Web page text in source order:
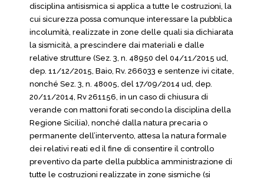
disciplina antisismica si applica a tutte le costruzioni, la
cui sicurezza possa comunque interessare la pubblica
incolumità, realizzate in zone delle quali sia dichiarata
la sismicità, a prescindere dai materiali e dalle
relative strutture (Sez. 3, n. 48950 del 04/11/2015 ud,
dep. 11/12/2015, Baio, Rv. 266033 e sentenze ivi citate,
nonché Sez. 3, n. 48005, del 17/09/2014 ud, dep.
20/11/2014, Rv 261156, in un caso di chiusura di
verande con mattoni forati secondo la disciplina della
Regione Sicilia), nonché dalla natura precaria o
permanente dell’intervento, attesa la natura formale
dei relativi reati ed il fine di consentire il controllo
preventivo da parte della pubblica amministrazione di
tutte le costruzioni realizzate in zone sismiche (si